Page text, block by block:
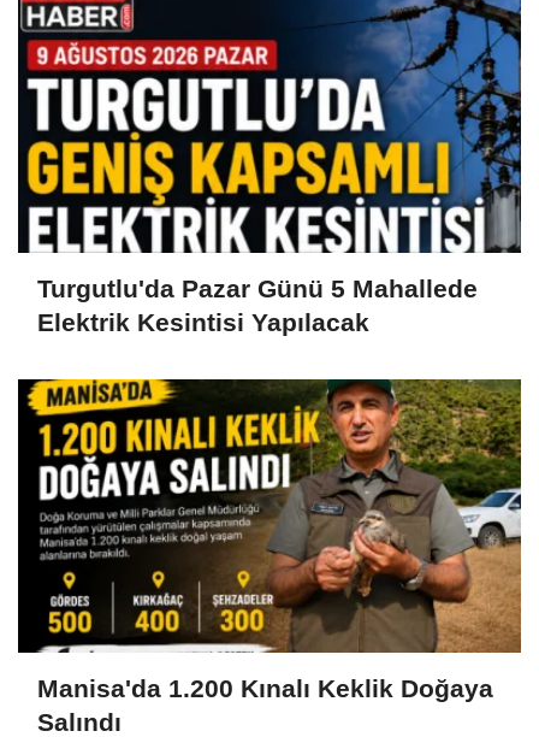
Turgutlu'da Pazar Günü 5 Mahallede
Elektrik Kesintisi Yapılacak
Manisa'da 1.200 Kınalı Keklik Doğaya
Salındı